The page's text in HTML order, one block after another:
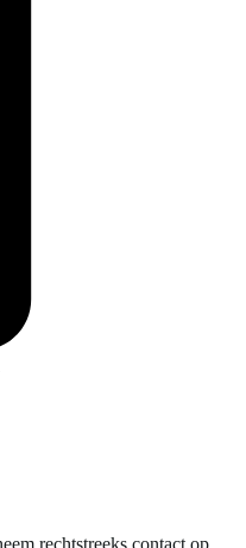
rechtstreeks contact op